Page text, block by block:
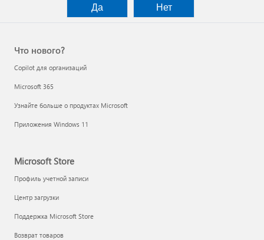
Да
Нет
Что нового?
Copilot для организаций
Microsoft 365
Узнайте больше о продуктах Microsoft
Приложения Windows 11
Microsoft Store
Профиль учетной записи
Центр загрузки
Поддержка Microsoft Store
Возврат товаров